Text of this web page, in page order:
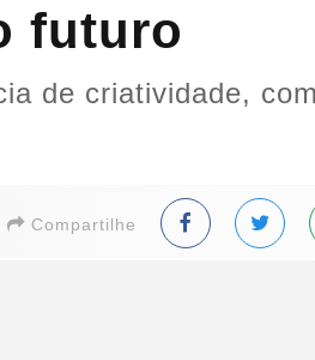
futuro
de criatividade,
Compartilhe